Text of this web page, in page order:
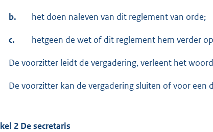
b. het doen naleven van dit reglement van orde;
c. hetgeen de wet of dit reglement hem verder
De voorzitter leidt de vergadering, verleent het
De voorzitter kan de vergadering sluiten of voor een
2 De secretaris